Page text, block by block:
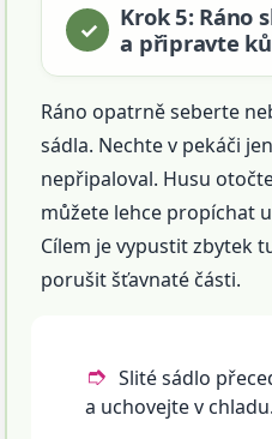
Krok 5: Ráno
a připravte
Ráno opatrně seberte
sádla. Nechte v pekáči
nepřipaloval. Husu
můžete lehce propíchat
Cílem je vypustit zbytek
porušit šťavnaté části.
Slité sádlo
a uchovejte v chladu.